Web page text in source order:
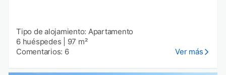
Tipo de alojamiento: Apartamento
6 huéspedes
97 m²
Comentarios: 6
Ver más